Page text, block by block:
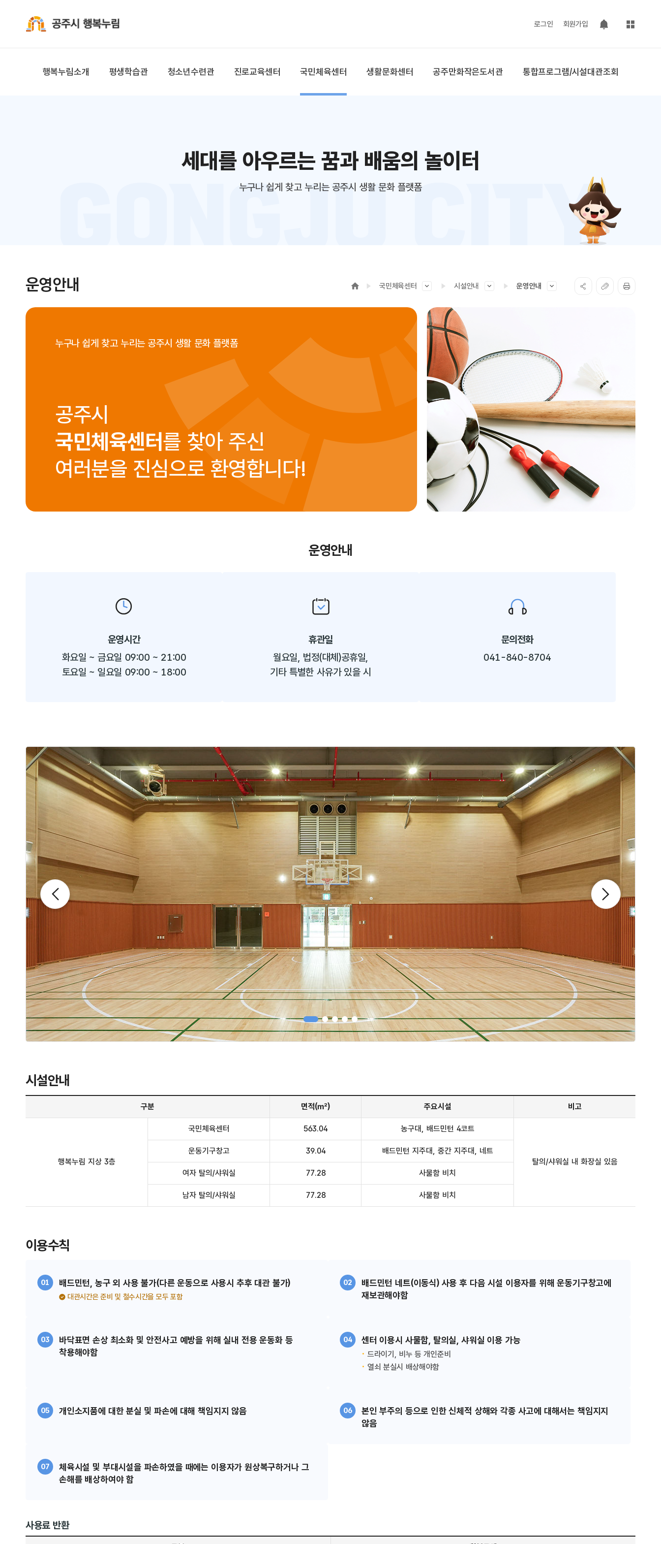
로그인 회원가입
팝업 열기
사이트맵
행복누림소개 평생학습관 청소년수련관 진로교육센터 국민체육센터 생활문화센터 공주만화작은도서관 통합프로그램/시설대관조회
세대를 아우르는 꿈과 배움의 놀이터
누구나 쉽게 찾고 누리는 공주시 생활 문화 플랫폼
운영안내 국민체육센터 시설안내 운영안내
누구나 쉽게 찾고 누리는 공주시 생활 문화 플랫폼
공주시
국민체육센터를 찾아 주신
여러분을 진심으로 환영합니다!
운영안내
운영시간
화요일 ~ 금요일 09:00 ~ 21:00
토요일 ~ 일요일 09:00 ~ 18:00
휴관일
월요일, 법정(대체)공휴일,
기타 특별한 사유가 있을 시​
문의전화
041-840-8704
슬라이드 이전
슬라이드 다음
시설안내
시설 안내 - 구분, 면적, 주요시설, 비고 정보 제공
구분
면적(㎡) 주요시설 비고
행복누림 지상 3층
국민체육센터 563.04 농구대, 배드민턴 4코트
탈의/샤워실 내 화장실 있음
운동기구창고 39.04 배드민턴 지주대, 중간 지주대, 네트
여자 탈의/샤워실 77.28 사물함 비치
남자 탈의/샤워실 77.28 사물함 비치
이용수칙
01 배드민턴, 농구 외 사용 불가(다른 운동으로 사용시 추후 대관 불가)
대관시간은 준비 및 철수시간을 모두 포함
02
배드민턴 네트(이동식) 사용 후 다음 시설 이용자를 위해 운동기구창고에
재보관해야함​
03
바닥표면 손상 최소화 및 안전사고 예방을 위해 실내 전용 운동화 등
착용해야함​
04 센터 이용시 사물함, 탈의실, 샤워실 이용 가능​
드라이기, 비누 등 개인준비
열쇠 분실시 배상해야함
05 개인소지품에 대한 분실 및 파손에 대해 책임지지 않음​​ 06
본인 부주의 등으로 인한 신체적 상해와 각종 사고에 대해서는 책임지지
않음​​​
07
체육시설 및 부대시설을 파손하였을 때에는 이용자가 원상복구하거나 그
손해를 배상하여야 함​​​​
사용료 반환
구분, 환불금액